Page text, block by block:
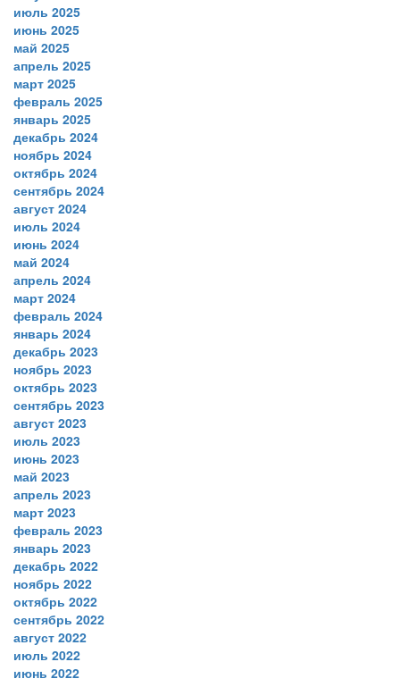
июль 2025
июнь 2025
май 2025
апрель 2025
март 2025
февраль 2025
январь 2025
декабрь 2024
ноябрь 2024
октябрь 2024
сентябрь 2024
август 2024
июль 2024
июнь 2024
май 2024
апрель 2024
март 2024
февраль 2024
январь 2024
декабрь 2023
ноябрь 2023
октябрь 2023
сентябрь 2023
август 2023
июль 2023
июнь 2023
май 2023
апрель 2023
март 2023
февраль 2023
январь 2023
декабрь 2022
ноябрь 2022
октябрь 2022
сентябрь 2022
август 2022
июль 2022
июнь 2022